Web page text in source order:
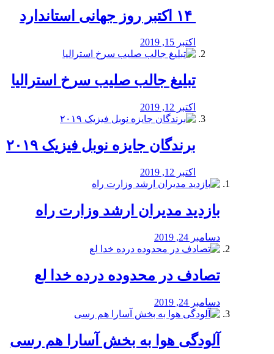
اکتبر 15, 2019
تبلیغ جالب صلیب سرخ استرالیا
اکتبر 12, 2019
برندگان جایزه نوبل فیزیک ۲۰۱۹
اکتبر 12, 2019
بازدید مدیران ارشد وزارت راه
دسامبر 24, 2019
تصادف در محدوده درده خدا لع
دسامبر 24, 2019
آلودگی هوا به بخش آسارا هم رسی